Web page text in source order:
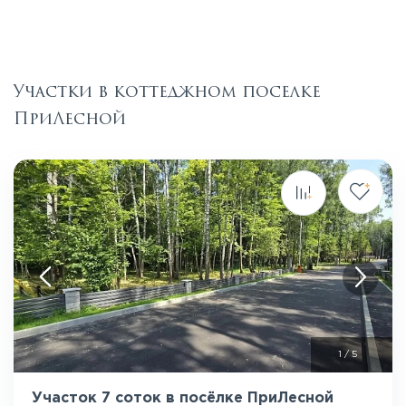
Участки в коттеджном поселке
ПриЛесной
/ 5
Участок 7 соток в посёлке ПриЛесной